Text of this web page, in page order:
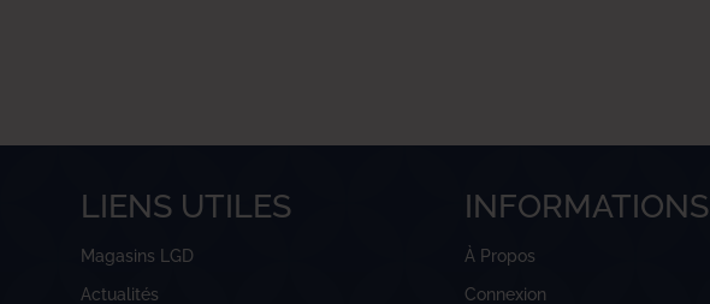
LIENS UTILES
Magasins LGD
Actualités
INFORMATIONS
À Propos
Connexion